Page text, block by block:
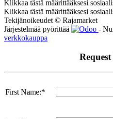
Klikkaa tästä määrittääksesi
Klikkaa tästä määrittääksesi
Tekijänoikeudet © Rajamarket
Järjestelmää pyörittää
-
verkkokauppa
First Name:*